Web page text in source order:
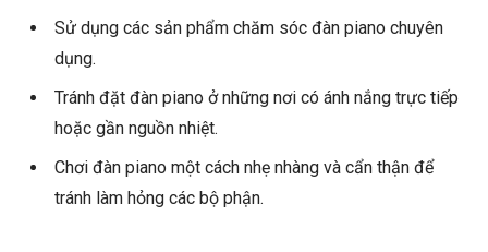
Sử dụng các sản phẩm chăm sóc đàn piano chuyên
dụng.
Tránh đặt đàn piano ở những nơi có ánh nắng trực tiếp
hoặc gần nguồn nhiệt.
Chơi đàn piano một cách nhẹ nhàng và cẩn thận để
tránh làm hỏng các bộ phận.